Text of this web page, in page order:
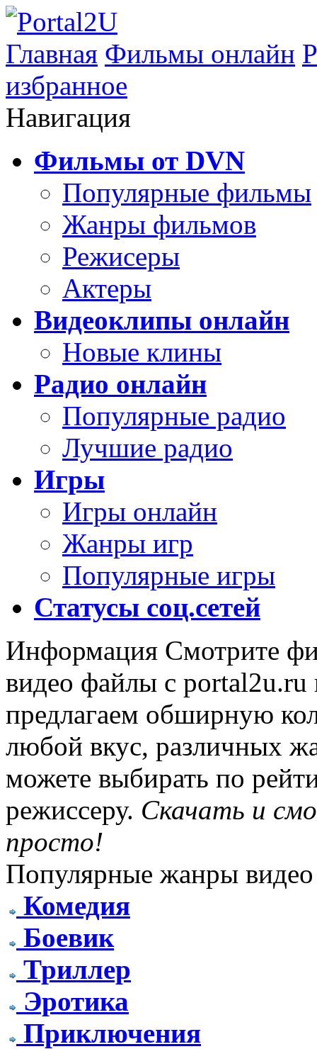
Главная Фильмы онлайн
избранное
Навигация
Фильмы от DVN
Популярные фильмы
Жанры фильмов
Режисеры
Актеры
Видеоклипы онлайн
Новые клины
Радио онлайн
Популярные радио
Лучшие радио
Игры
Игры онлайн
Жанры игр
Популярные игры
Статусы соц.сетей
Информация Смотрите
видео файлы с
предлагаем обширную
любой вкус, различных
можете выбирать по
режиссеру. Скачать и
просто!
Популярные жанры видео
Комедия
Боевик
Триллер
Эротика
Приключения